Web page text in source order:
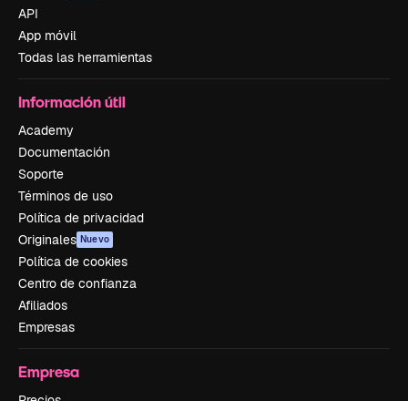
API
App móvil
Todas las herramientas
Información útil
Academy
Documentación
Soporte
Términos de uso
Política de privacidad
Originales Nuevo
Política de cookies
Centro de confianza
Afiliados
Empresas
Empresa